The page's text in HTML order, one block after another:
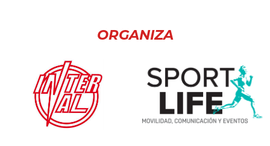
ORGANIZA